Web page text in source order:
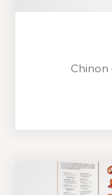
Chinon